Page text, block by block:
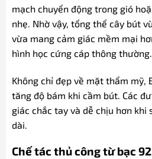
mạch chuyển động trong gió
nhẹ. Nhờ vậy, tổng thể cây bút
vừa mang cảm giác mềm mại
hình học cứng cáp thông thường.
Không chỉ đẹp về mặt thẩm mỹ,
tăng độ bám khi cầm bút. Các
giác chắc tay và dễ chịu hơn
dài.
Chế tác thủ công từ bạc